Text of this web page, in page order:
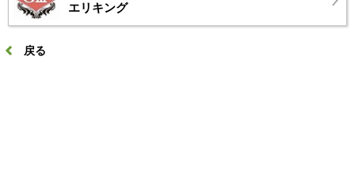
エリキング
戻る